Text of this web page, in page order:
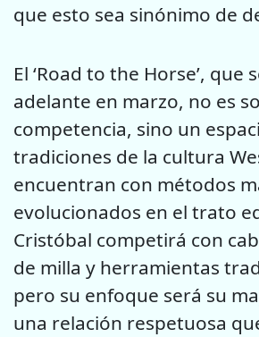
que esto sea sinónimo de
El ‘Road to the Horse’, que
adelante en marzo, no es
competencia, sino un
tradiciones de la cultura
encuentran con métodos
evolucionados en el trato
Cristóbal competirá con
de milla y herramientas
pero su enfoque será su
una relación respetuosa